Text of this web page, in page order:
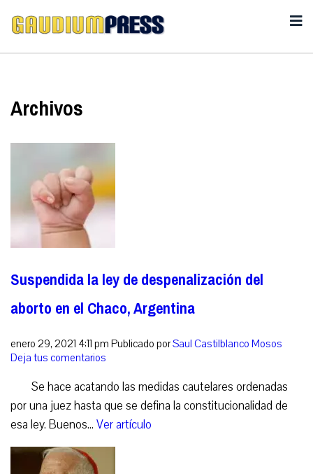
Archivos
Suspendida la ley de despenalización del
aborto en el Chaco, Argentina
enero 29, 2021 4:11 pm Publicado porSaul Castilblanco Mosos
Deja tus comentarios
Se hace acatando las medidas cautelares ordenadas
por una juez hasta que se defina la constitucionalidad de
esa ley. Buenos... Ver artículo